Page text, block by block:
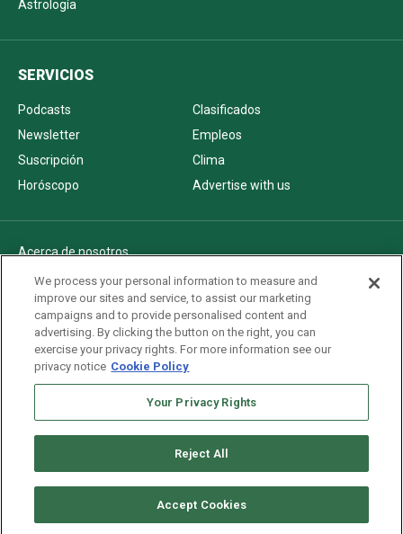
Astrología
SERVICIOS
Podcasts
Clasificados
Newsletter
Empleos
Suscripción
Clima
Horóscopo
Advertise with us
Acerca de nosotros
Politica de privacidad
Pautas Editoriales
AdChoices
Advertise with us
Newsletters
We process your personal information to measure and
improve our sites and service, to assist our marketing
campaigns and to provide personalised content and
advertising. By clicking the button on the right, you can
exercise your privacy rights. For more information see our
privacy notice Cookie Policy
Your Privacy Rights
Reject All
Accept Cookies